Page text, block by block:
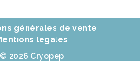
générales de vente
légales
© 2026 Cryopep